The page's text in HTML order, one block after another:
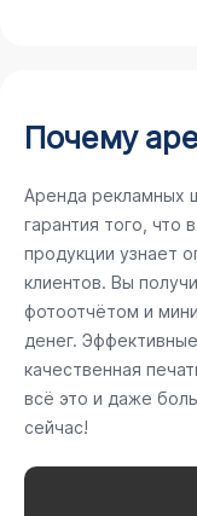
Почему
Аренда рекламных
гарантия того, что
продукции узнает
клиентов. Вы
фотоотчётом и
денег.
качественная
всё это и даже
сейчас!